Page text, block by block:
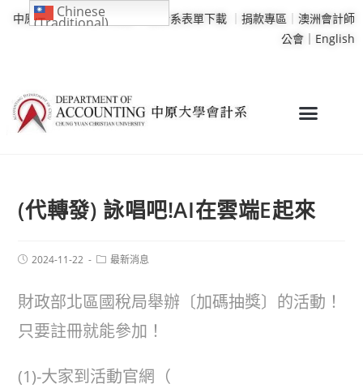
中原大學｜學校行事曆 會計系表單下載 ｜ 捐款專區 ｜ 澳洲會計師
公會｜ English
(代轉發) 詠唱吧!AI在雲端E起來
2024-11-22 最新消息
財政部北區國稅局舉辦〔加碼抽獎〕的活動！
只要註冊就能參加！
(1)-大家到活動官網（
Chinese
(Traditional)